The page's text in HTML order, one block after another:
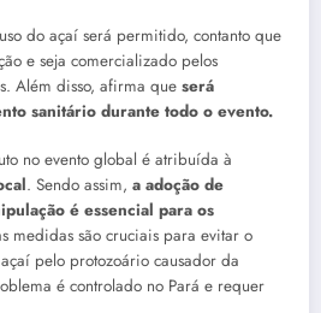
do açaí será permitido, contanto que
e seja comercializado pelos
Além disso, afirma que será
sanitário durante todo o evento.
no evento global é atribuída à
. Sendo assim, a adoção de
é essencial para os
medidas são cruciais para evitar o
pelo protozoário causador da
é controlado no Pará e requer